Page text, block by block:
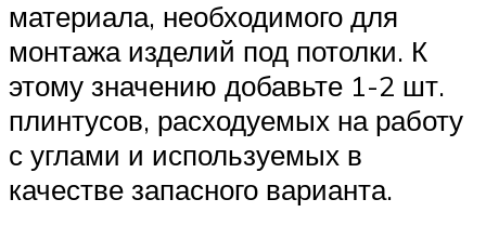
материала, необходимого для
монтажа изделий под потолки. К
этому значению добавьте 1-2 шт.
плинтусов, расходуемых на работу
с углами и используемых в
качестве запасного варианта.